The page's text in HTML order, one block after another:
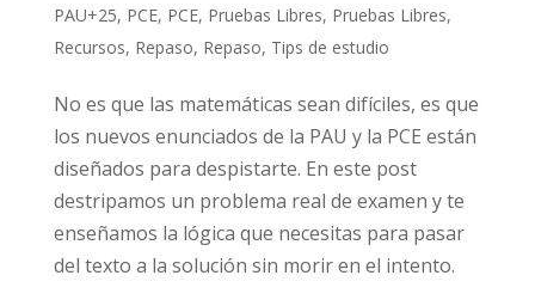
PAU+25, PCE, PCE, Pruebas Libres, Pruebas Libres,
Recursos, Repaso, Repaso, Tips de estudio
No es que las matemáticas sean difíciles, es que
los nuevos enunciados de la PAU y la PCE están
diseñados para despistarte. En este post
destripamos un problema real de examen y te
enseñamos la lógica que necesitas para pasar
del texto a la solución sin morir en el intento.